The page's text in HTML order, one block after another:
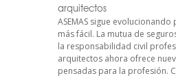
arquitectos
ASEMAS sigue
más fácil. La mutua de
la responsabilidad civil
arquitectos ahora ofrece
pensadas para la profesión.